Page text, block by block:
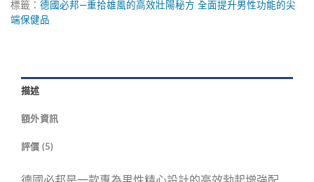
標籤： 德國必邦—重拾雄風的高效壯陽秘方 全面提升男性功能的尖
端保健品
描述
額外資訊
評價 (5)